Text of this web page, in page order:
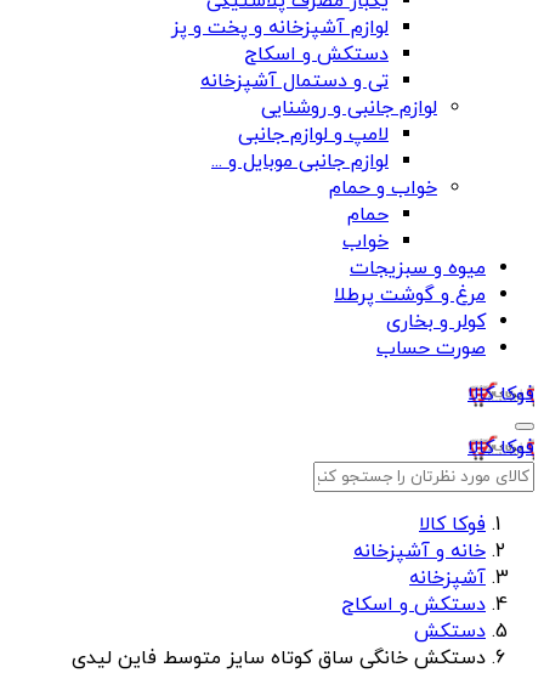
لوازم آشپزخانه و پخت و پز
دستکش و اسکاج
تی و دستمال آشپزخانه
لوازم جانبی و روشنایی
لامپ و لوازم جانبی
لوازم جانبی موبایل و ...
خواب و حمام
حمام
خواب
میوه و سبزیجات
مرغ و گوشت پرطلا
کولر و بخاری
صورت حساب
فوکا کالا
فوکا کالا
فوکا کالا
خانه و آشپزخانه
آشپزخانه
دستکش و اسکاج
دستکش
دستکش خانگی ساق کوتاه سایز متوسط فاین لیدی